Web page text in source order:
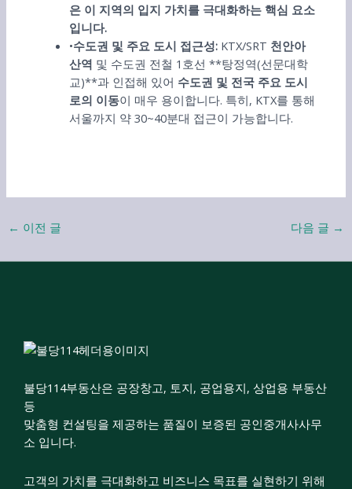
은 이 지역의 입지 가치를 극대화하는 핵심 요소
입니다.
•수도권 및 주요 도시 접근성: KTX/SRT 천안아
산역 및 수도권 전철 1호선 **탕정역(선문대학
교)**과 인접해 있어 수도권 및 전국 주요 도시
로의 이동이 매우 용이합니다. 특히, KTX를 통해
서울까지 약 30~40분대 접근이 가능합니다.
← 이전 글 다음 글 →
불당114부동산은 공장창고, 토지, 공업용지, 상업용 부동산
등
맞춤형 컨설팅을 제공하는 품질이 보증된 공인중개사사무
소 입니다.
고객의 가치를 극대화하고 비즈니스 목표를 실현하기 위해